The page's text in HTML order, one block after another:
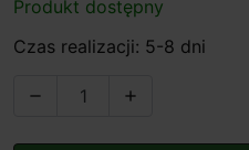
Produkt dostępny
Czas realizacji: 5-8 dni
 